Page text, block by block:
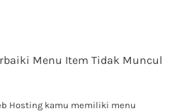
Menu Item Tidak Muncul
Hosting kamu memiliki menu